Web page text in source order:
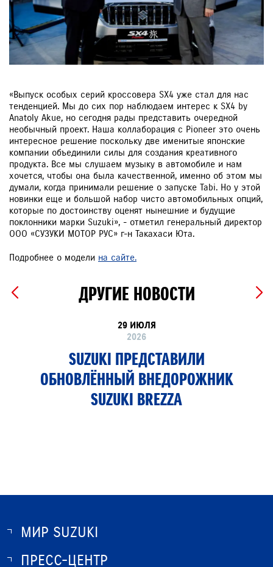
«Выпуск особых серий кроссовера SX4 уже стал для нас
тенденцией. Мы до сих пор наблюдаем интерес к SX4 by
Anatoly Akue, но сегодня рады представить очередной
необычный проект. Наша коллаборация с Pioneеr это очень
интересное решение поскольку две именитые японские
компании объединили силы для создания креативного
продукта. Все мы слушаем музыку в автомобиле и нам
хочется, чтобы она была качественной, именно об этом мы
думали, когда принимали решение о запуске Tabi. Но у этой
новинки еще и большой набор чисто автомобильных опций,
которые по достоинству оценят нынешние и будущие
поклонники марки Suzuki», - отметил генеральный директор
ООО «СУЗУКИ МОТОР РУС» г-н Такахаси Юта.
Подробнее о модели на сайте.
ДРУГИЕ НОВОСТИ
29 ИЮЛЯ
2026
SUZUKI ПРЕДСТАВИЛИ
ОБНОВЛЁННЫЙ ВНЕДОРОЖНИК
SUZUKI BREZZA
МИР SUZUKI
О SUZUKI
ПРЕСС-ЦЕНТР